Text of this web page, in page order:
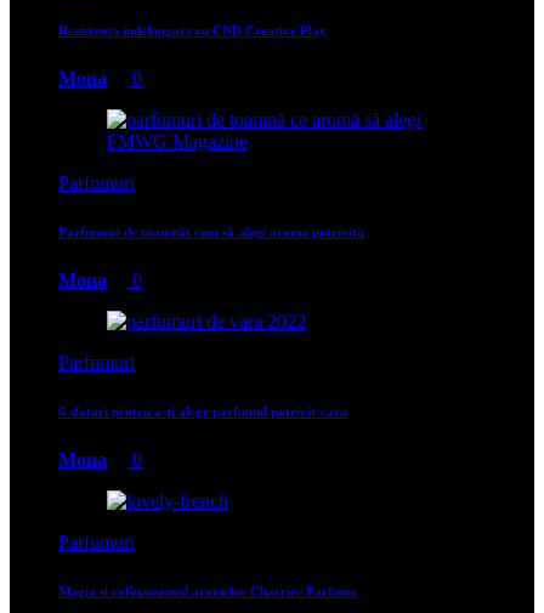
Rezistenta indelungata cu CND Creative Play
Mona 0
Parfumuri
Parfumuri de toamnă: cum să alegi aroma potrivită
Mona 0
Parfumuri
6 sfaturi pentru a-ți alege parfumul potrivit vara
Mona 0
Parfumuri
Magia si rafinamentul aromelor Charrier Parfums